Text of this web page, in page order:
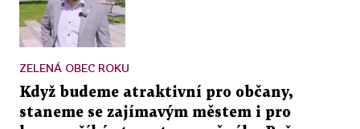
ZELENÁ OBEC ROKU
Když budeme atraktivní pro občany,
staneme se zajímavým městem i pro